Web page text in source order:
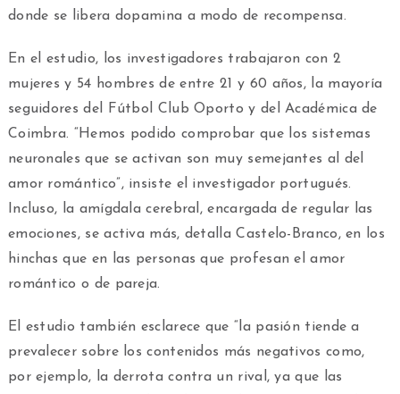
donde se libera dopamina a modo de recompensa.
En el estudio, los investigadores trabajaron con 2
mujeres y 54 hombres de entre 21 y 60 años, la mayoría
seguidores del Fútbol Club Oporto y del Académica de
Coimbra. “Hemos podido comprobar que los sistemas
neuronales que se activan son muy semejantes al del
amor romántico”, insiste el investigador portugués.
Incluso, la amígdala cerebral, encargada de regular las
emociones, se activa más, detalla Castelo-Branco, en los
hinchas que en las personas que profesan el amor
romántico o de pareja.
El estudio también esclarece que “la pasión tiende a
prevalecer sobre los contenidos más negativos como,
por ejemplo, la derrota contra un rival, ya que las